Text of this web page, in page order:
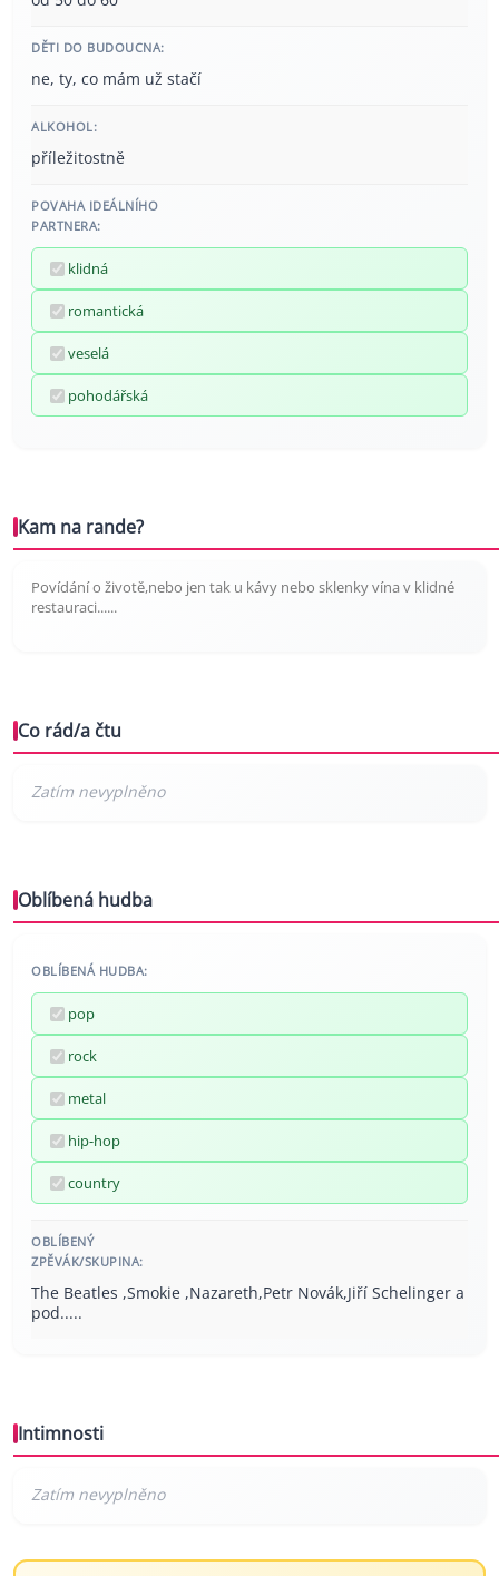
DĚTI DO BUDOUCNA:
ne, ty, co mám už stačí
ALKOHOL:
příležitostně
POVAHA IDEÁLNÍHO
PARTNERA:
klidná
romantická
veselá
pohodářská
Kam na rande?
Povídání o životě,nebo jen tak u kávy nebo sklenky vína v klidné
restauraci......
Co rád/a čtu
Oblíbená hudba
OBLÍBENÁ HUDBA:
pop
rock
metal
hip-hop
country
OBLÍBENÝ
ZPĚVÁK/SKUPINA:
The Beatles ,Smokie ,Nazareth,Petr Novák,Jiří Schelinger a
pod.....
Intimnosti